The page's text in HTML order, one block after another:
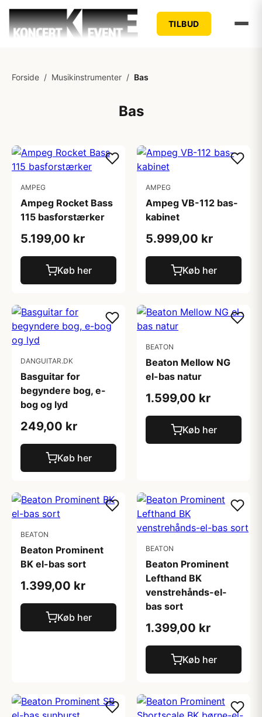
TILBUD
Forside / Musikinstrumenter / Bas
Bas
AMPEG
Ampeg Rocket Bass
115 basforstærker
5.199,00 kr
Køb her
AMPEG
Ampeg VB-112 bas-
kabinet
5.999,00 kr
Køb her
DANGUITAR.DK
Basguitar for
begyndere bog, e-
bog og lyd
249,00 kr
Køb her
BEATON
Beaton Mellow NG
el-bas natur
1.599,00 kr
Køb her
BEATON
Beaton Prominent
BK el-bas sort
1.399,00 kr
Køb her
BEATON
Beaton Prominent
Lefthand BK
venstrehånds-el-
bas sort
1.399,00 kr
Køb her